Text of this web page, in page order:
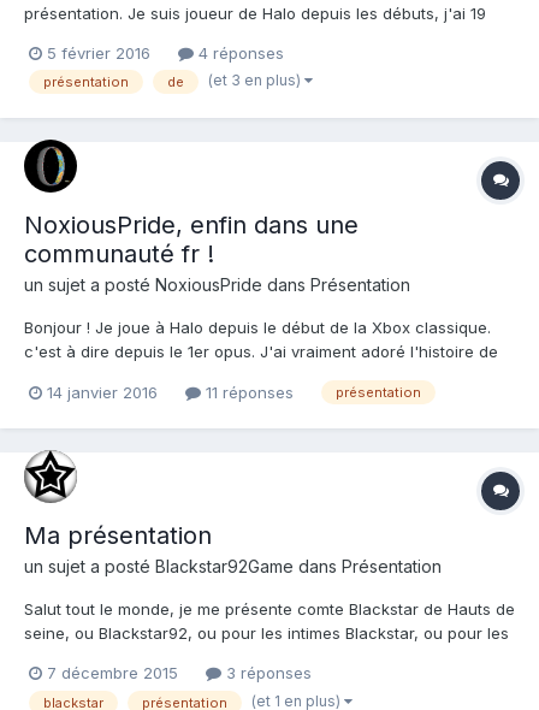
présentation. Je suis joueur de Halo depuis les débuts, j'ai 19
plutôt précoce comme gosse)). J'ai toujours aimé l'univers de
Halo (les jeux et l'univers étendu) et je...
5 février 2016 4 réponses
présentation de (et 3 en plus)
NoxiousPride, enfin dans une
communauté fr !
un sujet a posté NoxiousPride dans Présentation
Bonjour ! Je joue à Halo depuis le début de la Xbox classique.
c'est à dire depuis le 1er opus. J'ai vraiment adoré l'histoire de
coup à force de jouer et de monter le niveau de difficulté; je suis
14 janvier 2016 11 réponses présentation
Ma présentation
un sujet a posté Blackstar92Game dans Présentation
Salut tout le monde, je me présente comte Blackstar de Hauts de
seine, ou Blackstar92, ou pour les intimes Blackstar, ou pour les
seine (en gros Paris) et je suis un grand fan ou drogué de la
saga et licence Halo !!! Pour raconter mo...
7 décembre 2015 3 réponses
blackstar présentation (et 1 en plus)